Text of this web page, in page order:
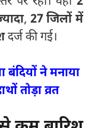
, 27 जिलों में
दर्ज की गई।
ने मनाया
तोड़ा व्रत